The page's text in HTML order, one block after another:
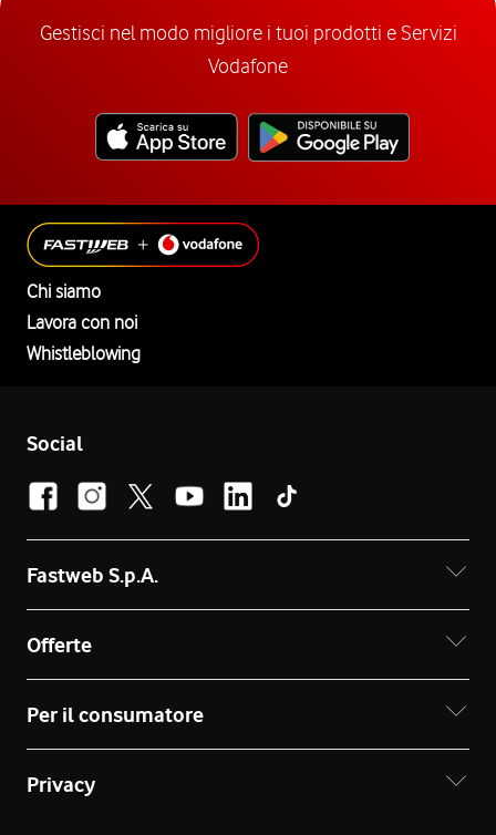
Gestisci nel modo migliore i tuoi prodotti e Servizi
Vodafone
Chi siamo
Lavora con noi
Whistleblowing
Social
Fastweb S.p.A.
Offerte
Per il consumatore
Privacy